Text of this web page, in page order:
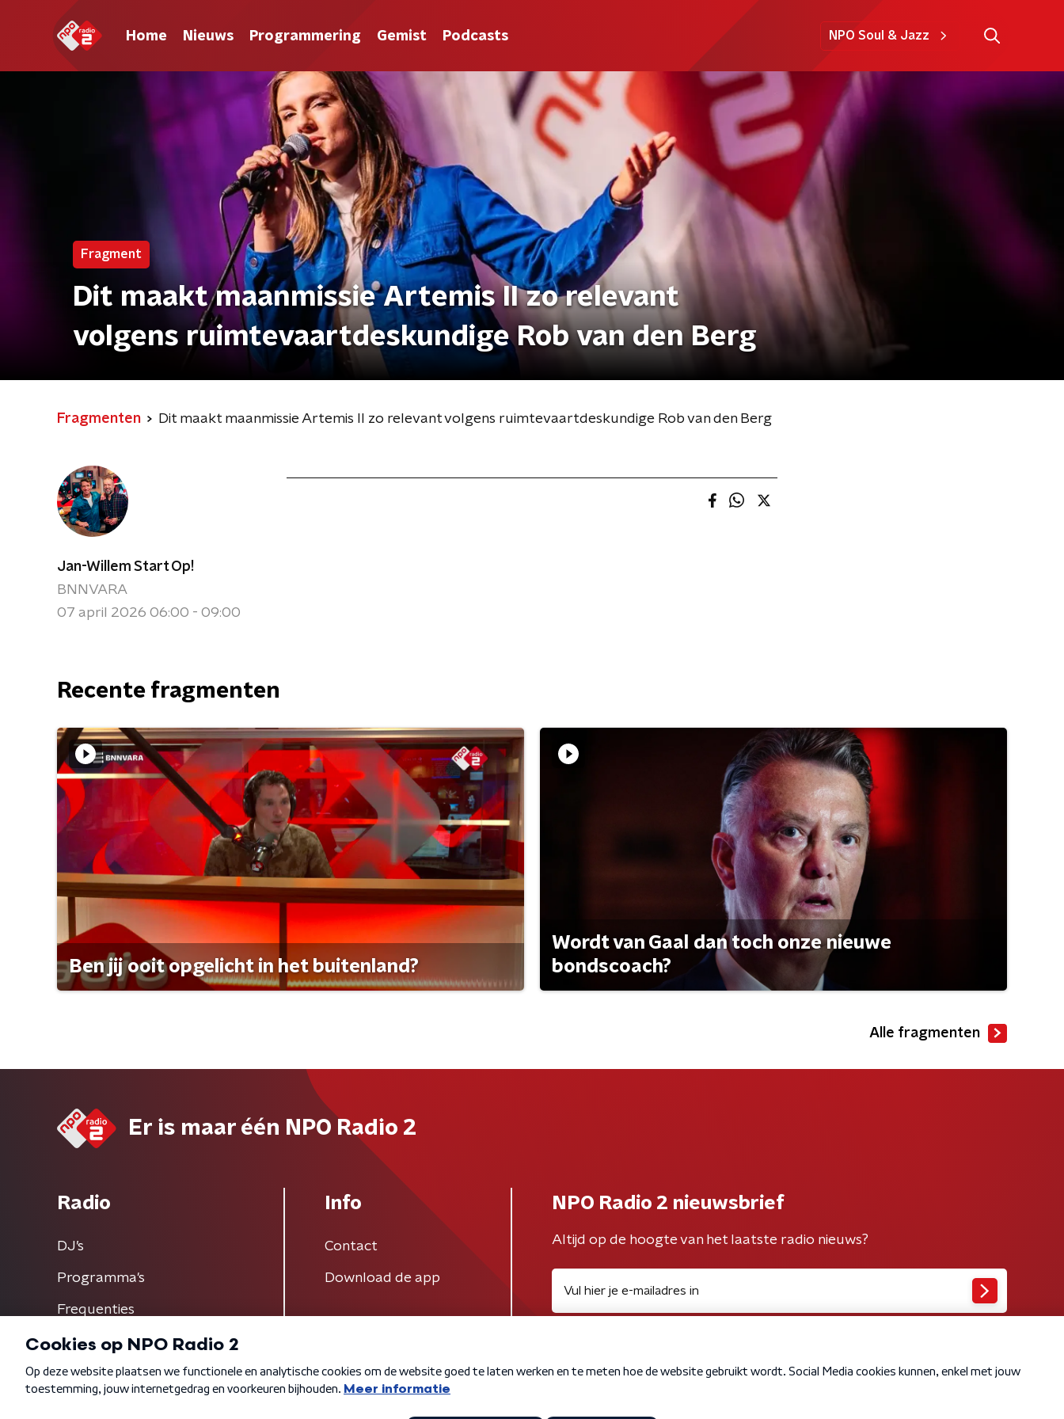
Home Nieuws Programmering Gemist Podcasts NPO Soul & Jazz
Fragment
Dit maakt maanmissie Artemis II zo relevant
volgens ruimtevaartdeskundige Rob van den Berg
Fragmenten Dit maakt maanmissie Artemis II zo relevant volgens ruimtevaartdeskundige Rob van den Berg
Jan-Willem Start Op!
BNNVARA
07 april 2026 06:00 - 09:00
Recente fragmenten
Ben jij ooit opgelicht in het buitenland?
Wordt van Gaal dan toch onze nieuwe
bondscoach?
Alle fragmenten
Er is maar één NPO Radio 2
Radio
DJ’s
Programma's
Frequenties
Info
Contact
Download de app
NPO Radio 2 nieuwsbrief
Altijd op de hoogte van het laatste radio nieuws?
Algemene voorwaarden Privacybeleid